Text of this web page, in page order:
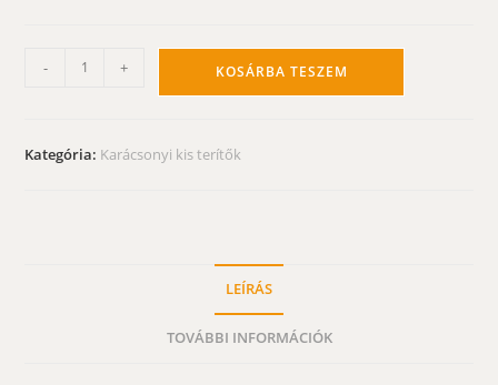
- + KOSÁRBA TESZEM
Kategória: Karácsonyi kis terítők
LEÍRÁS
TOVÁBBI INFORMÁCIÓK